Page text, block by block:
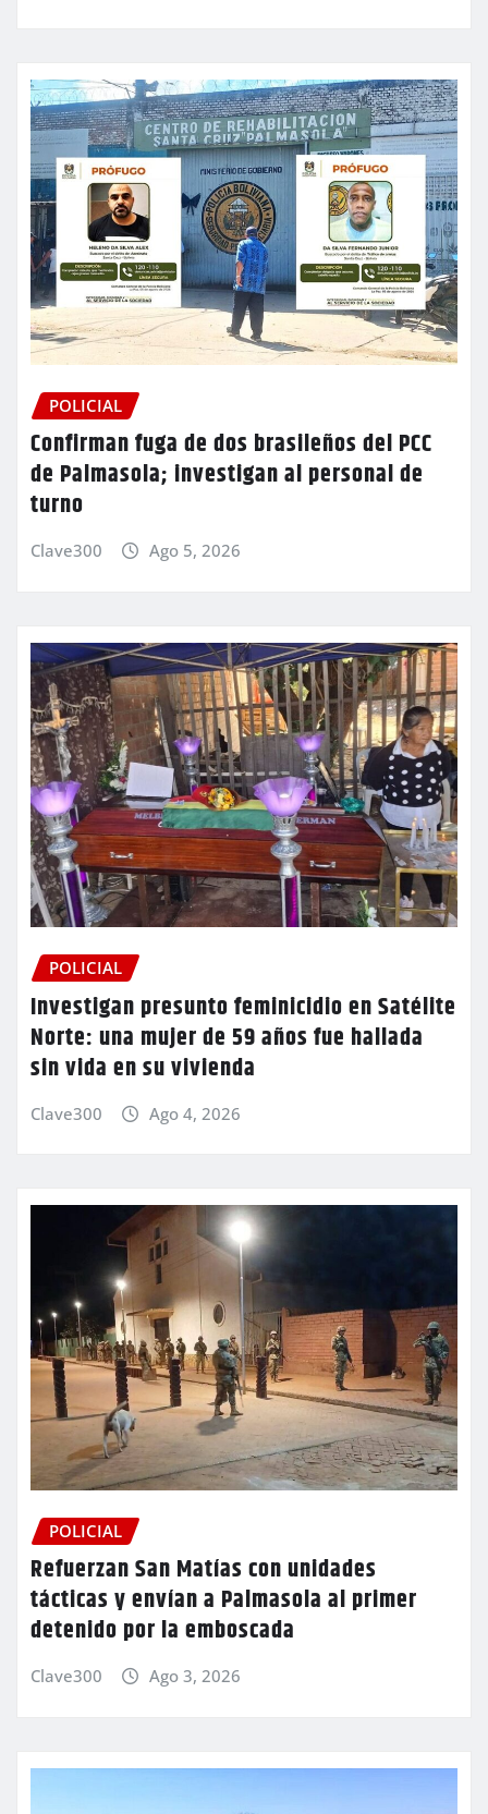
POLICIAL
Confirman fuga de dos brasileños del PCC
de Palmasola; investigan al personal de
turno
Clave300 Ago 5, 2026
POLICIAL
Investigan presunto feminicidio en Satélite
Norte: una mujer de 59 años fue hallada
sin vida en su vivienda
Clave300 Ago 4, 2026
POLICIAL
Refuerzan San Matías con unidades
tácticas y envían a Palmasola al primer
detenido por la emboscada
Clave300 Ago 3, 2026